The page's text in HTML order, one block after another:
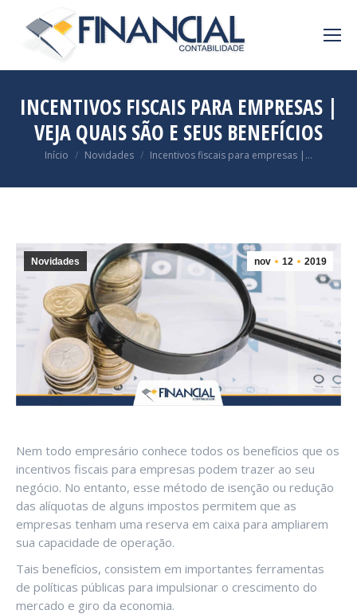
INCENTIVOS FISCAIS PARA EMPRESAS |
VEJA QUAIS SÃO E SEUS BENEFÍCIOS
Você está aqui:
Início Novidades Incentivos fiscais para empresas |…
nov 12 2019
Novidades
Nem todo empresário conhece todos os benefícios que os
incentivos fiscais para empresas podem trazer ao seu
negócio. No entanto, esse método de isenção ou redução
das alíquotas de alguns impostos permitem que as
empresas tenham uma reserva em caixa para ampliarem
sua capacidade de operação.
Tais benefícios, consistem em importantes ferramentas
de políticas públicas para impulsionar o crescimento do
mercado e giro da economia.